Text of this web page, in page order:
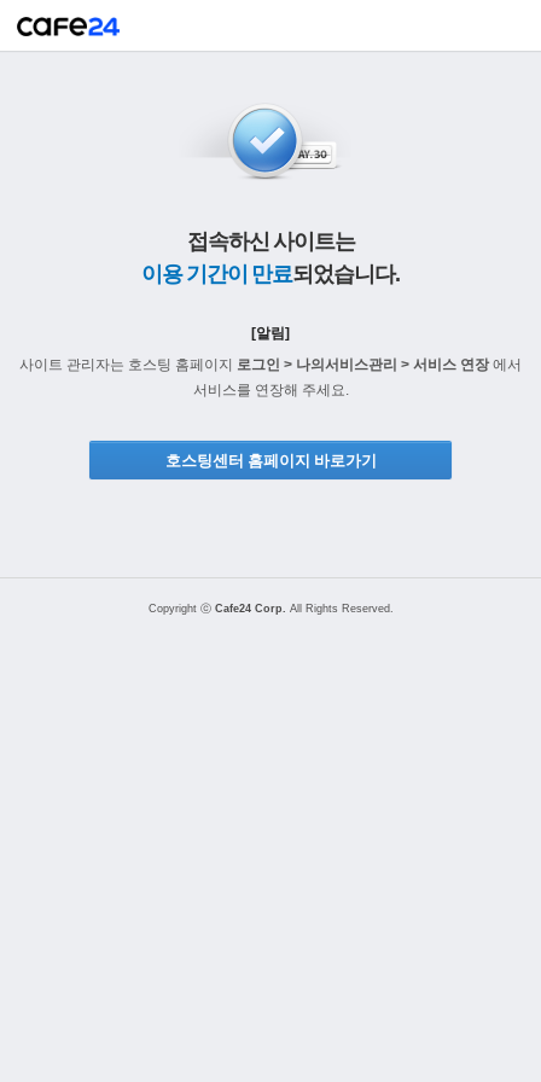
접속하신 사이트는
이용 기간이 만료되었습니다.
[알림]
사이트 관리자는 호스팅 홈페이지 로그인 > 나의서비스관리 > 서비스 연장에서
서비스를 연장해 주세요.
호스팅센터 홈페이지 바로가기
Copyright ⓒ Cafe24 Corp. All Rights Reserved.